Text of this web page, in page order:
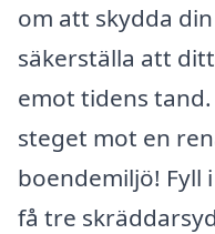
om att skydda
säkerställa att
emot tidens
steget mot en
boendemiljö! Fyll
få tre